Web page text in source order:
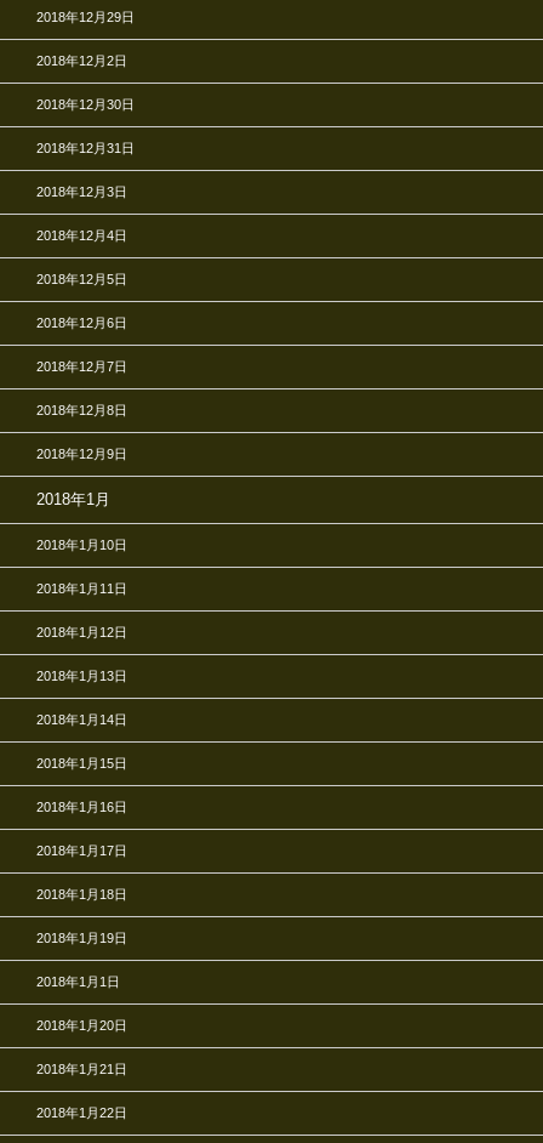
2018年12月29日
2018年12月2日
2018年12月30日
2018年12月31日
2018年12月3日
2018年12月4日
2018年12月5日
2018年12月6日
2018年12月7日
2018年12月8日
2018年12月9日
2018年1月
2018年1月10日
2018年1月11日
2018年1月12日
2018年1月13日
2018年1月14日
2018年1月15日
2018年1月16日
2018年1月17日
2018年1月18日
2018年1月19日
2018年1月1日
2018年1月20日
2018年1月21日
2018年1月22日